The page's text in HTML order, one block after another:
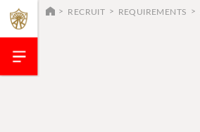
RECRUIT REQUIREMENTS